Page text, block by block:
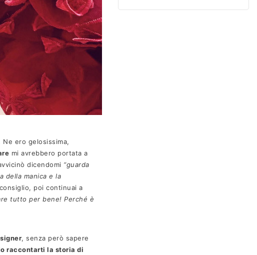
Ne ero gelosissima,
mi avrebbero portata a
dicendomi “guarda
della manica e la
poi continuai a
tutto per bene! Perché è
, senza però sapere
raccontarti la storia di